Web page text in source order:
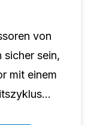
von
sicher sein,
mit einem